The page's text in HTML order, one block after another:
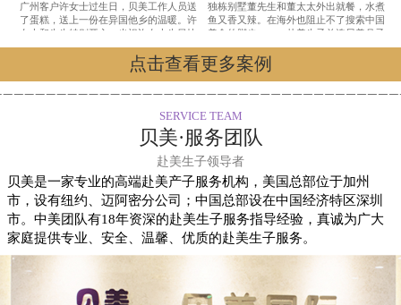
广州客户许女士过生日，贝美工作人员送
了蛋糕，送上一份在异国他乡的温暖。许
女士和先生特别开心，也祝许女士生日快
乐。——赴美生子首选贝美月子中心
独栋别墅董先生和董太太外出就餐，水煮
鱼又香又辣。在海外也阻止不了搜索中国
美食的脚步。——赴美生子首选贝美月子
中心
点击查看更多案例
SERVICE TEAM
贝美·服务团队
赴美生子领导者
贝美是一家专业的高端赴美产子服务机构，美国总部位于加州
市，设有纽约、迈阿密分公司；中国总部设在中国经济特区深圳
市。中美团队有18年资深的赴美生子服务指导经验，真诚为广大
家庭提供专业、安全、温馨、优质的赴美生子服务。